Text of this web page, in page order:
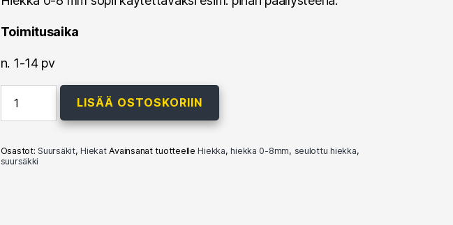
Toimitusaika
n. 1-14 pv
8mm
1000kg
(suursäkki)
LISÄÄ OSTOSKORIIN
Osastot:Suursäkit,Hiekat Avainsanat tuotteelleHiekka,hiekka 0-8mm, seulottu hiekka,
suursäkki